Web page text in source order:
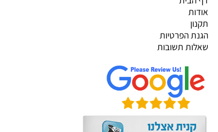
אודות
תקנון
הגנת הפרטיות
שאלות תשובות